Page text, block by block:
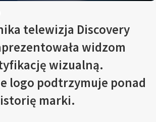
telewizja Discovery
widzom
wizualną.
logo podtrzymuje ponad
marki.